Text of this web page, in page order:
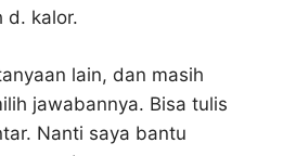
d. kalor.
lain, dan masih
jawabannya. Bisa tulis
Nanti saya bantu